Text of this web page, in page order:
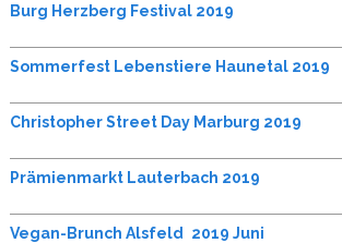
Burg Herzberg Festival 2019
Sommerfest Lebenstiere Haunetal 2019
Christopher Street Day Marburg 2019
Prämienmarkt Lauterbach 2019
Vegan-Brunch Alsfeld 2019 Juni